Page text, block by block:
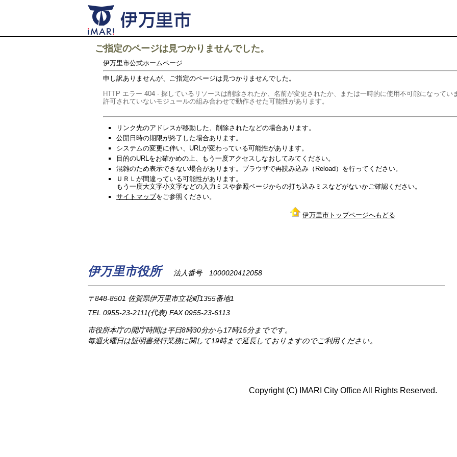
ご指定のページは見つかりませんでした。
伊万里市公式ホームページ
申し訳ありませんが、ご指定のページは見つかりませんでした。
HTTP エラー 404 - 探しているリソースは削除されたか、名前が変更されたか、または一時的に使用不可能になって
許可されていないモジュールの組み合わせで動作させた可能性があります。
リンク先のアドレスが移動した、削除されたなどの場合あります。
公開日時の期限が終了した場合あります。
システムの変更に伴い、URLが変わっている可能性があります。
目的のURLをお確かめの上、もう一度アクセスしなおしてみてください。
混雑のため表示できない場合があります。ブラウザで再読み込み（Reload）を行ってください。
ＵＲＬが間違っている可能性があります。
もう一度大文字小文字などの入力ミスや参照ページからの打ち込みミスなどがないかご確認ください。
サイトマップをご参照ください。
伊万里市トップページへもどる
伊万里市役所 法人番号 1000020412058
〒848-8501 佐賀県伊万里市立花町1355番地1
TEL 0955-23-2111(代表) FAX 0955-23-6113
市役所本庁の開庁時間は平日8時30分から17時15分までです。
毎週火曜日は証明書発行業務に関して19時まで延長しておりますのでご利用ください。
Copyright (C) IMARI City Office All Rights Reserved.